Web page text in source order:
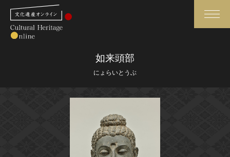
さらに詳細検索
媒体資料・関連記事等
如来頭部
にょらいとうぶ